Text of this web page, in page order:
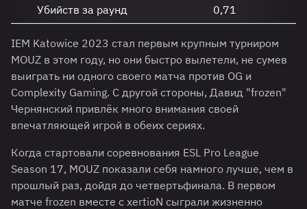
Убийств за раунд
0,71
IEM Katowice 2023 стал первым крупным турниром
MOUZ в этом году, но они быстро вылетели, не сумев
выиграть ни одного своего матча против OG и
Complexity Gaming. С другой стороны, Давид "frozen"
Чернянский привлёк много внимания своей
впечатляющей игрой в обеих сериях.
Когда стартовали соревнования ESL Pro League
Season 17, MOUZ показали себя намного лучше, чем в
прошлый раз, дойдя до четвертьфинала. В первом
матче frozen вместе с xertioN сыграли жизненно